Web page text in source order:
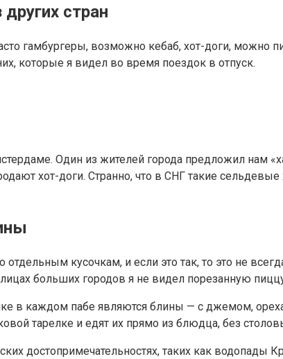
стран
гамбургеры, возможно кебаб, хот-доги, можно
которые я видел во время поездок в отпуск.
Один из жителей города предложил нам
хот-доги. Странно, что в СНГ такие
кусочкам, и если это так, то это не
больших городов я не видел порезанную
в каждом пабе являются блины — с джемом,
тарелке и едят их прямо из блюдца, без
достопримечательностях, таких как